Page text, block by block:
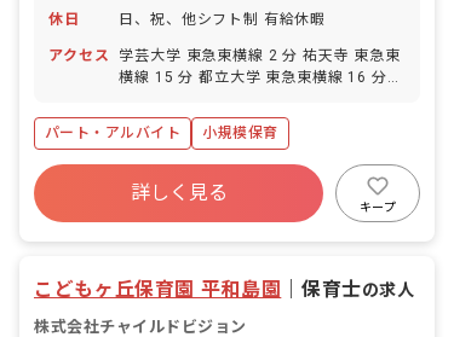
休日 日、祝、他シフト制 有給休暇
アクセス
学芸大学 東急東横線 2 分 祐天寺 東急東
横線 15 分 都立大学 東急東横線 16 分
目黒線 23 分
パート・アルバイト 小規模保育
詳しく見る
キープ
こどもヶ丘保育園 平和島園 保育士の求人
株式会社チャイルドビジョン